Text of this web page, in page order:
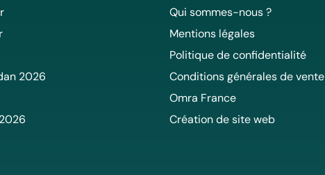
2026
Qui sommes-nous ?
Mentions légales
Politique de confidentialité
Conditions générales de vente
Omra France
Création de site web